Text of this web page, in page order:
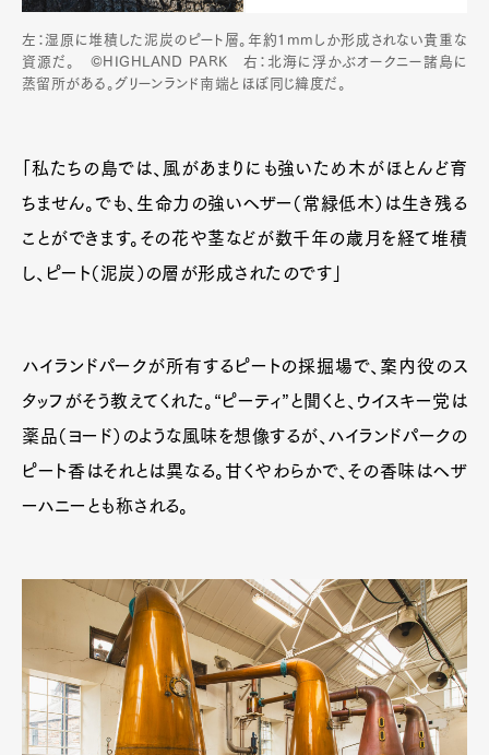
左：湿原に堆積した泥炭のピート層。年約1mmしか形成されない貴重な
資源だ。 ©HIGHLAND PARK 右：北海に浮かぶオークニー諸島に
蒸留所がある。グリーンランド南端とほぼ同じ緯度だ。
「私たちの島では、風があまりにも強いため木がほとんど育
ちません。でも、生命力の強いヘザー（常緑低木）は生き残る
ことができます。その花や茎などが数千年の歳月を経て堆積
し、ピート（泥炭）の層が形成されたのです」
ハイランドパークが所有するピートの採掘場で、案内役のス
タッフがそう教えてくれた。“ピーティ”と聞くと、ウイスキー党は
薬品（ヨード）のような風味を想像するが、ハイランドパークの
ピート香はそれとは異なる。甘くやわらかで、その香味はヘザ
ーハニーとも称される。